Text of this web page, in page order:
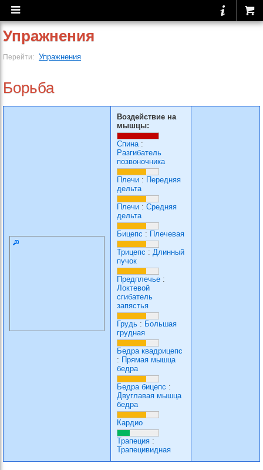
Упражнения
Перейти: Упражнения
Борьба
Воздействие на
мышцы:
Спина:
Разгибатель
позвоночника
Плечи : Передняя
дельта
Плечи : Средняя
дельта
Бицепс : Плечевая
Трицепс : Длинный
пучок
Предплечье :
Локтевой
сгибатель
запястья
Грудь : Большая
грудная
Бедра квадрицепс
: Прямая мышца
бедра
Бедра бицепс :
Двуглавая мышца
бедра
Кардио
Трапеция :
Трапецивидная